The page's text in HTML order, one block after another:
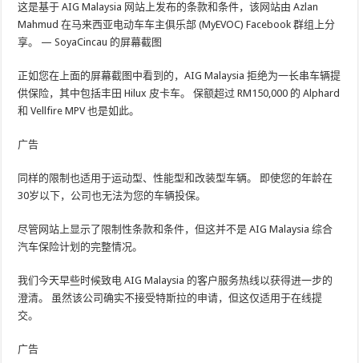
这是基于 AIG Malaysia 网站上发布的条款和条件，该网站由 Azlan
Mahmud 在马来西亚电动车车主俱乐部 (MyEVOC) Facebook 群组上分
享。 — SoyaCincau 的屏幕截图
正如您在上面的屏幕截图中看到的，AIG Malaysia 拒绝为一长串车辆提
供保险，其中包括丰田 Hilux 皮卡车。 保额超过 RM150,000 的 Alphard
和 Vellfire MPV 也是如此。
广告
同样的限制也适用于运动型、性能型和改装型车辆。 即使您的年龄在
30岁以下，公司也无法为您的车辆投保。
尽管网站上显示了限制性条款和条件，但这并不是 AIG Malaysia 综合
汽车保险计划的完整情况。
我们今天早些时候致电 AIG Malaysia 的客户服务热线以获得进一步的
澄清。 虽然该公司确实不接受特斯拉的申请，但这仅适用于在线提
交。
广告